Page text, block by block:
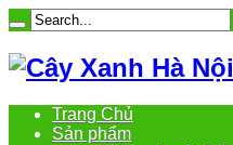
Trang Chủ
Sản phẩm